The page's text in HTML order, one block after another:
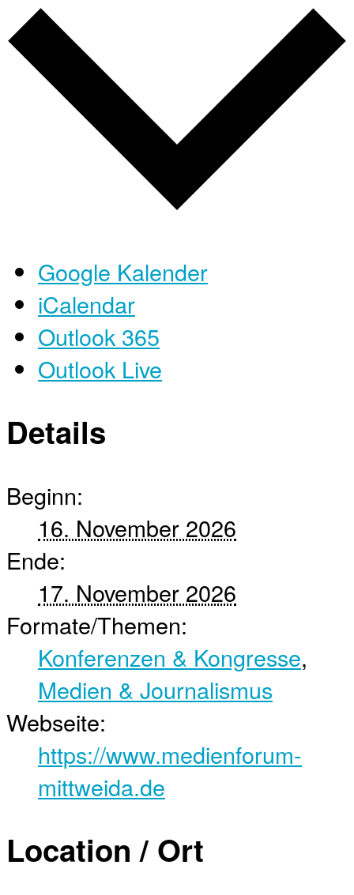
Google Kalender
iCalendar
Outlook 365
Outlook Live
Details
Beginn:
16. November 2026
Ende:
17. November 2026
Formate/Themen:
Konferenzen & Kongresse,
Medien & Journalismus
Webseite:
https://www.medienforum-
mittweida.de
Location / Ort